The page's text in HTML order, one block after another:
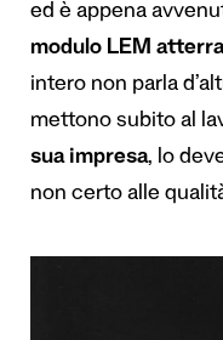
ed è appena
modulo LEM
intero non parla
mettono subito al
sua impresa, lo
non certo alle